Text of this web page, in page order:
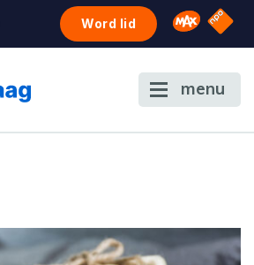
Word lid Omroep
NPO
menu